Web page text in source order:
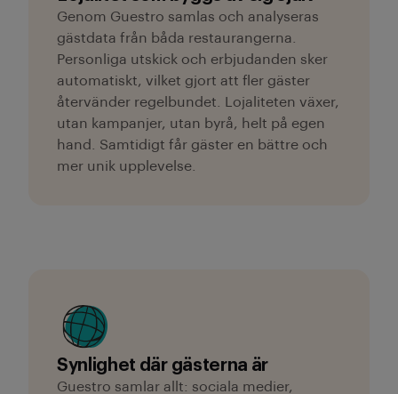
Genom Guestro samlas och analyseras
gästdata från båda restaurangerna.
Personliga utskick och erbjudanden sker
automatiskt, vilket gjort att fler gäster
återvänder regelbundet. Lojaliteten växer,
utan kampanjer, utan byrå, helt på egen
hand. Samtidigt får gäster en bättre och
mer unik upplevelse.
Synlighet där gästerna är
Guestro samlar allt: sociala medier,